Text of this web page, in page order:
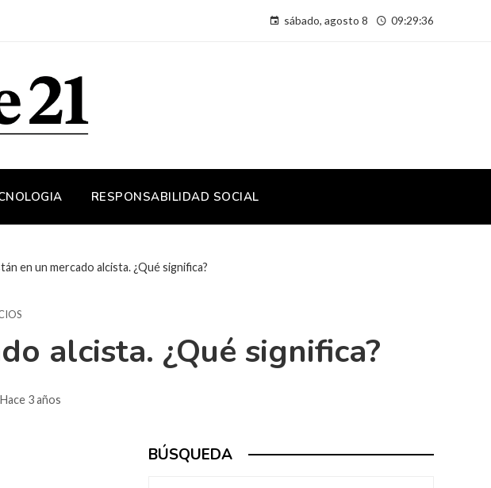
sábado, agosto 8 09:29:37
RESPONSABILIDAD SOCIAL
en un mercado alcista. ¿Qué significa?
alcista. ¿Qué significa?
Hace 3 años
BÚSQUEDA